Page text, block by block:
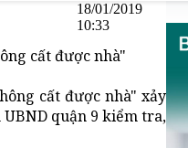
18/01/2019
10:33
cất được nhà"
cất được nhà" xảy
UBND quận 9 kiểm tra,